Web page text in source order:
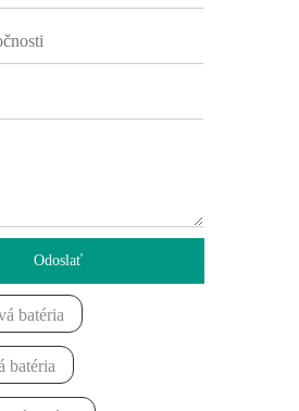
Odoslať
batéria
batéria